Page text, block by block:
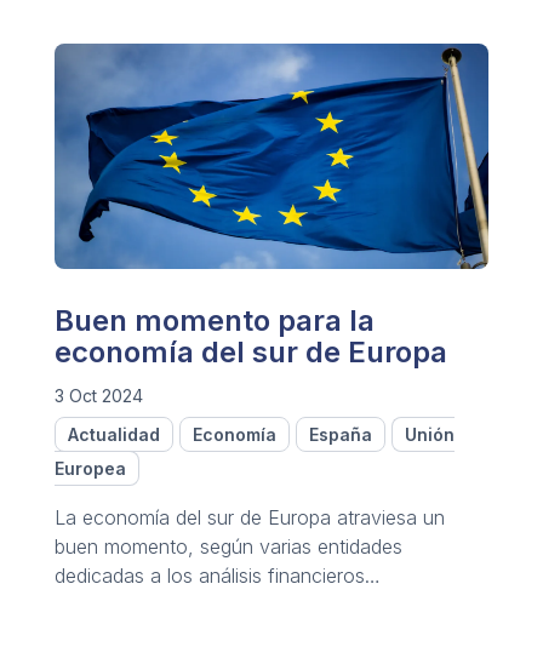
Buen momento para la
economía del sur de Europa
3 Oct 2024
Actualidad
Economía España
Unión
Europea
La economía del sur de Europa atraviesa un
buen momento, según varias entidades
dedicadas a los análisis financieros